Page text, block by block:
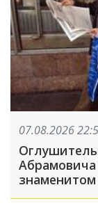
07.08.2026
Абрамовича
августа